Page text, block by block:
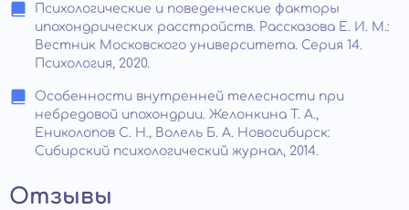
Психологические и поведенческие факторы
ипохондрических расстройств. Рассказова Е. И. М.:
Вестник Московского университета. Серия 14.
Психология, 2020.
Особенности внутренней телесности при
небредовой ипохондрии. Желонкина Т. А.,
Ениколопов С. Н., Волель Б. А. Новосибирск:
Сибирский психологический журнал, 2014.
Отзывы